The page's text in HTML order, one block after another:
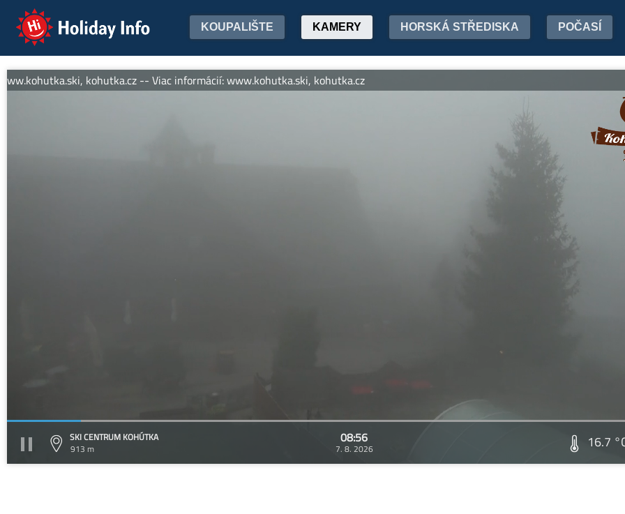
Holiday Info KOUPALIŠTE KAMERY HORSKÁ STŘEDISKA POČASÍ
kohutka.cz -- Viac informácií: www.kohutka.ski, kohutka.cz
SKI CENTRUM KOHÚTKA
913 m
08:56
7. 8. 2026 16.7